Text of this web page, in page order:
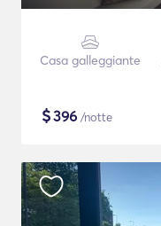
Casa galleggiante
$396 /notte